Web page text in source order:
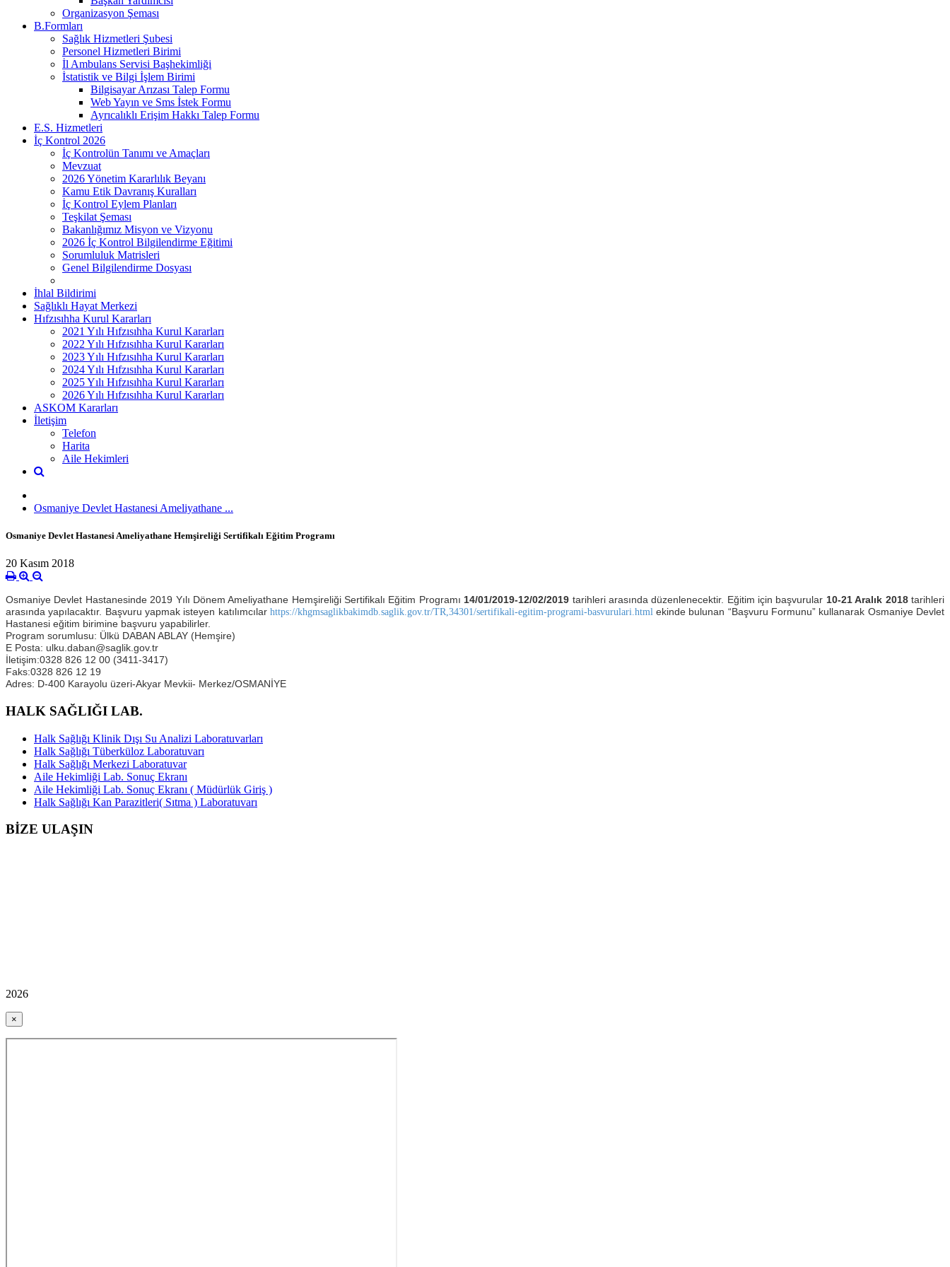
Organizasyon Şeması
B.Formları
Sağlık Hizmetleri Şubesi
Personel Hizmetleri Birimi
İl Ambulans Servisi Başhekimliği
İstatistik ve Bilgi İşlem Birimi
Bilgisayar Arızası Talep Formu
Web Yayın ve Sms İstek Formu
Ayrıcalıklı Erişim Hakkı Talep Formu
E.S. Hizmetleri
İç Kontrol 2026
İç Kontrolün Tanımı ve Amaçları
Mevzuat
2026 Yönetim Kararlılık Beyanı
Kamu Etik Davranış Kuralları
İç Kontrol Eylem Planları
Teşkilat Şeması
Bakanlığımız Misyon ve Vizyonu
2026 İç Kontrol Bilgilendirme Eğitimi
Sorumluluk Matrisleri
Genel Bilgilendirme Dosyası
İhlal Bildirimi
Sağlıklı Hayat Merkezi
Hıfzısıhha Kurul Kararları
2021 Yılı Hıfzısıhha Kurul Kararları
2022 Yılı Hıfzısıhha Kurul Kararları
2023 Yılı Hıfzısıhha Kurul Kararları
2024 Yılı Hıfzısıhha Kurul Kararları
2025 Yılı Hıfzısıhha Kurul Kararları
2026 Yılı Hıfzısıhha Kurul Kararları
ASKOM Kararları
İletişim
Telefon
Harita
Aile Hekimleri
Osmaniye Devlet Hastanesi Ameliyathane ...
Osmaniye Devlet Hastanesi Ameliyathane Hemşireliği Sertifikalı Eğitim Programı
20 Kasım 2018
Osmaniye Devlet Hastanesinde 2019 Yılı Dönem Ameliyathane Hemşireliği Sertifikalı Eğitim Programı 14/01/2019-12/02/2019 tarihleri arasında düzenlenecektir. Eğitim için başvurular 10-21 Aralık 2018tarihleri
arasında yapılacaktır. Başvuru yapmak isteyen katılımcılar https://khgmsaglikbakimdb.saglik.gov.tr/TR,34301/sertifikali-egitim-programi-basvurulari.html ekinde bulunan “Başvuru Formunu” kullanarak Osmaniye Devlet
Hastanesi eğitim birimine başvuru yapabilirler.
Program sorumlusu: Ülkü DABAN ABLAY (Hemşire)
E Posta: ulku.daban@saglik.gov.tr
İletişim:0328 826 12 00 (3411-3417)
Faks:0328 826 12 19
Adres: D-400 Karayolu üzeri-Akyar Mevkii- Merkez/OSMANİYE
HALK SAĞLIĞI LAB.
Halk Sağlığı Klinik Dışı Su Analizi Laboratuvarları
Halk Sağlığı Tüberküloz Laboratuvarı
Halk Sağlığı Merkezi Laboratuvar
Aile Hekimliği Lab. Sonuç Ekranı
Aile Hekimliği Lab. Sonuç Ekranı ( Müdürlük Giriş )
Halk Sağlığı Kan Parazitleri( Sıtma ) Laboratuvarı
BİZE ULAŞIN
2026
×